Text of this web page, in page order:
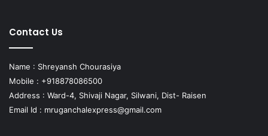
Contact Us
Name : Shreyansh Chourasiya
Mobile : +918878086500
Address : Ward-4, Shivaji Nagar, Silwani, Dist- Raisen
Email Id : mruganchalexpress@gmail.com